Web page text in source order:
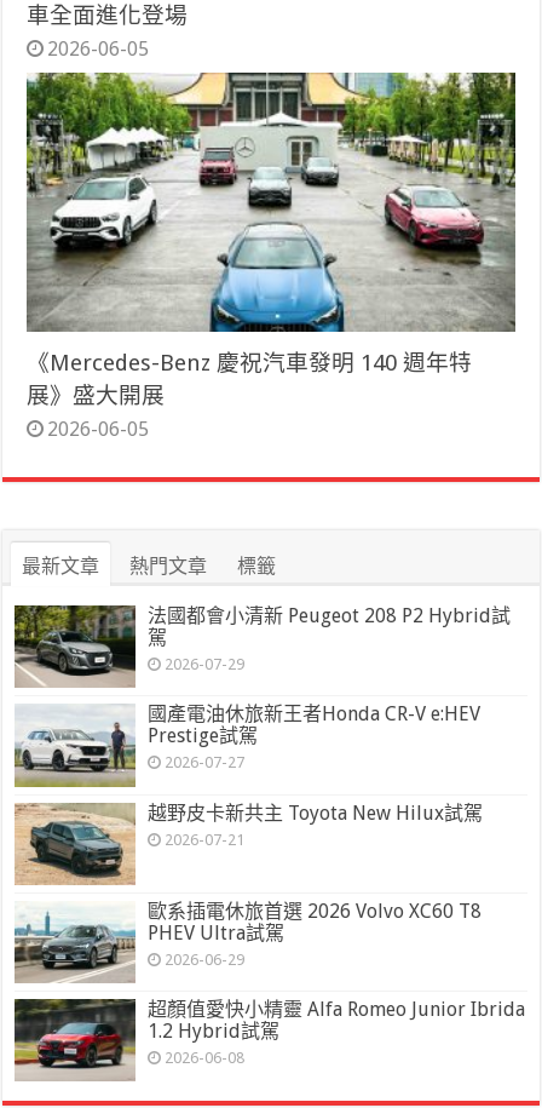
車全面進化登場
2026-06-05
《Mercedes-Benz 慶祝汽車發明 140 週年特
展》盛大開展
2026-06-05
最新文章 熱門文章 標籤
法國都會小清新 Peugeot 208 P2 Hybrid試
駕
2026-07-29
國產電油休旅新王者Honda CR-V e:HEV
Prestige試駕
2026-07-27
越野皮卡新共主 Toyota New Hilux試駕
2026-07-21
歐系插電休旅首選 2026 Volvo XC60 T8
PHEV Ultra試駕
2026-06-29
超顏值愛快小精靈 Alfa Romeo Junior Ibrida
1.2 Hybrid試駕
2026-06-08